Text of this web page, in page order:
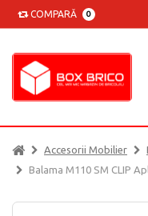
COMPARĂ 0
Accesorii Mobilier
Balama M110 SM CLIP